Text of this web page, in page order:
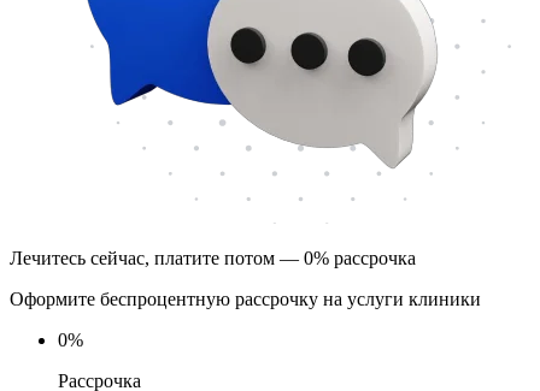
Лечитесь сейчас, платите потом — 0% рассрочка
Оформите беспроцентную рассрочку на услуги клиники
0%
Рассрочка